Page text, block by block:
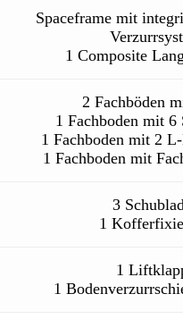
Spaceframe mit
1 Composite
2 Fachböden
1 Fachboden mit
1 Fachboden mit 2
1 Fachboden mit
3
1
1
1